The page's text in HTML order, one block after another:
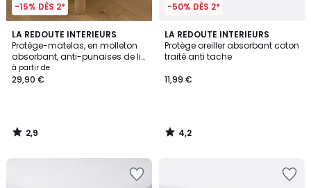
-15% DÈS 2*
LA REDOUTE INTERIEURS
Protège-matelas, en molleton
absorbant, anti-punaises de lit,
hauteur maxi 27 cm
à partir de
29,90 €
2,9
/ 5
2,9
/
-50% DÈS 2*
LA REDOUTE INTERIEURS
Protège oreiller absorbant coton
traité anti tache
11,99 €
4,2
/ 5
4,2
/